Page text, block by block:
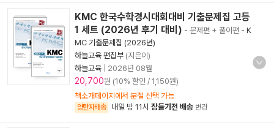
KMC 한국수학경시대회대비 기출문제집 고등
1 세트 (2026년 후기 대비) - 문제편 + 풀이편 - K
MC 기출문제집 (2026년)
하늘교육 편집부 (지은이)
하늘교육
2026년 08월
20,700원 (10% 할인 / 1,150원)
책소개페이지에서 분철 선택 가능
양탄자배송 내일 밤 11시 잠들기전 배송 변경